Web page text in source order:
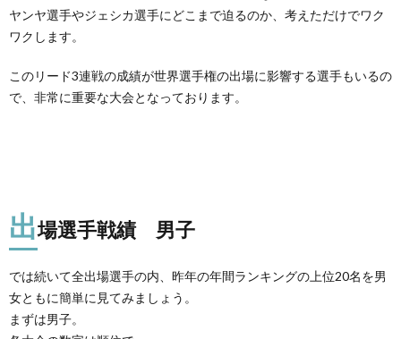
ヤンヤ選手やジェシカ選手にどこまで迫るのか、考えただけでワク
ワクします。
このリード3連戦の成績が世界選手権の出場に影響する選手もいるの
で、非常に重要な大会となっております。
出場選手戦績 男子
では続いて全出場選手の内、昨年の年間ランキングの上位20名を男
女ともに簡単に見てみましょう。
まずは男子。